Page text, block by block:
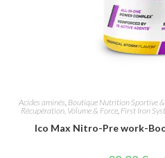
Acides aminés Boutique Nutrition Sportive
Récupération, Volume & Force First Iron
Ico Max Nitro-Pre work-